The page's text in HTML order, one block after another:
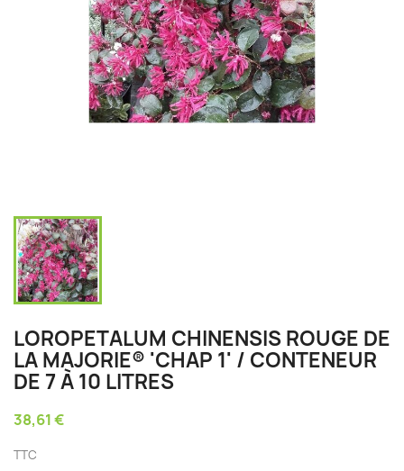
LOROPETALUM CHINENSIS ROUGE DE
LA MAJORIE® 'CHAP 1' / CONTENEUR
DE 7 À 10 LITRES
38,61 €
TTC